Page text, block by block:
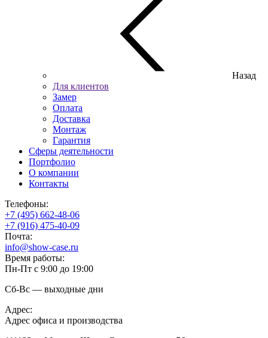
Назад
Для клиентов
Замер
Оплата
Доставка
Монтаж
Гарантия
Сферы деятельности
Портфолио
О компании
Контакты
Телефоны:
+7 (495) 662-48-06
+7 (916) 475-40-09
Почта:
info@show-case.ru
Время работы:
Пн-Пт с 9:00 до 19:00
Сб-Вс — выходные дни
Адрес:
Адрес офиса и производства